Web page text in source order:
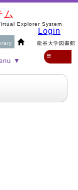
ム
Explorer System
龍谷大学図書館
Login
▼
≡